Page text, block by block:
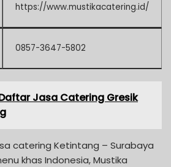
https://www.mustikacatering.id/
0857-3647-5802
Jasa Catering Gresik
catering Ketintang – Surabaya
khas Indonesia, Mustika